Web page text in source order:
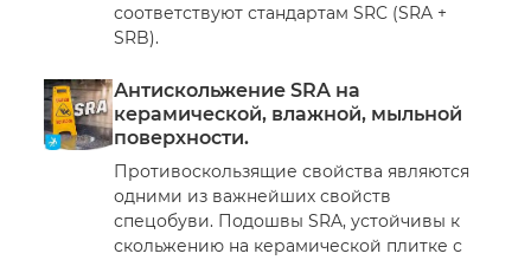
соответствуют стандартам SRC (SRA +
SRB).
Антискольжение SRA на
керамической, влажной, мыльной
поверхности.
Противоскользящие свойства являются
одними из важнейших свойств
спецобуви. Подошвы SRA, устойчивы к
скольжению на керамической плитке с